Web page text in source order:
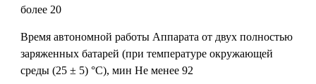
более 20
Время автономной работы Аппарата от двух полностью
заряженных батарей (при температуре окружающей
среды (25 ± 5) °С), минНе менее 92